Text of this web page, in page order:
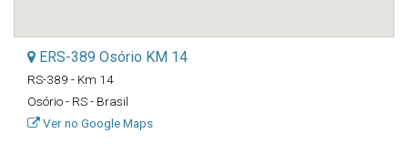
ERS-389 Osório KM 14
RS-389 - Km 14
Osório - RS - Brasil
Ver no Google Maps